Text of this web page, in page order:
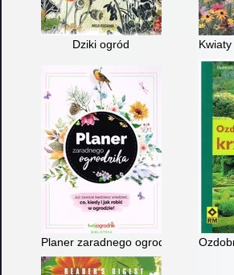
Dziki ogród
Planer zaradnego ogrodnika : już